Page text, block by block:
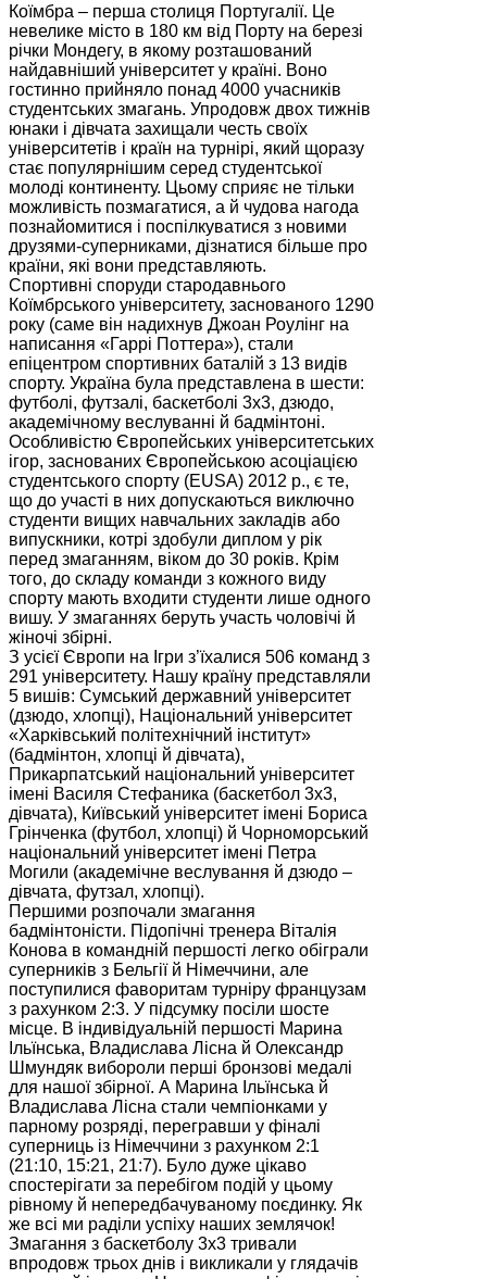
Коїмбра – перша столиця Португалії. Це
невелике місто в 180 км від Порту на березі
річки Мондегу, в якому розташований
найдавніший університет у країні. Воно
гостинно прийняло понад 4000 учасників
студентських змагань. Упродовж двох тижнів
юнаки і дівчата захищали честь своїх
університетів і країн на турнірі, який щоразу
стає популярнішим серед студентської
молоді континенту. Цьому сприяє не тільки
можливість позмагатися, а й чудова нагода
познайомитися і поспілкуватися з новими
друзями-суперниками, дізнатися більше про
країни, які вони представляють.
Спортивні споруди стародавнього
Коїмбрського університету, заснованого 1290
року (саме він надихнув Джоан Роулінг на
написання «Гаррі Поттера»), стали
епіцентром спортивних баталій з 13 видів
спорту. Україна була представлена в шести:
футболі, футзалі, баскетболі 3х3, дзюдо,
академічному веслуванні й бадмінтоні.
Особливістю Європейських університетських
ігор, заснованих Європейською асоціацією
студентського спорту (EUSA) 2012 р., є те,
що до участі в них допускаються виключно
студенти вищих навчальних закладів або
випускники, котрі здобули диплом у рік
перед змаганням, віком до 30 років. Крім
того, до складу команди з кожного виду
спорту мають входити студенти лише одного
вишу. У змаганнях беруть участь чоловічі й
жіночі збірні.
З усієї Європи на Ігри з’їхалися 506 команд з
291 університету. Нашу країну представляли
5 вишів: Сумський державний університет
(дзюдо, хлопці), Національний університет
«Харківський політехнічний інститут»
(бадмінтон, хлопці й дівчата),
Прикарпатський національний університет
імені Василя Стефаника (баскетбол 3х3,
дівчата), Київський університет імені Бориса
Грінченка (футбол, хлопці) й Чорноморський
національний університет імені Петра
Могили (академічне веслування й дзюдо –
дівчата, футзал, хлопці).
Першими розпочали змагання
бадмінтоністи. Підопічні тренера Віталія
Конова в командній першості легко обіграли
суперників з Бельгії й Німеччини, але
поступилися фаворитам турніру французам
з рахунком 2:3. У підсумку посіли шосте
місце. В індивідуальній першості Марина
Ільїнська, Владислава Лісна й Олександр
Шмундяк вибороли перші бронзові медалі
для нашої збірної. А Марина Ільїнська й
Владислава Лісна стали чемпіонками у
парному розряді, перегравши у фіналі
суперниць із Німеччини з рахунком 2:1
(21:10, 15:21, 21:7). Було дуже цікаво
спостерігати за перебігом подій у цьому
рівному й непередбачуваному поєдинку. Як
же всі ми раділи успіху наших землячок!
Змагання з баскетболу 3х3 тривали
впродовж трьох днів і викликали у глядачів